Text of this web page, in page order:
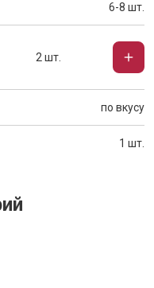
6-8 шт.
2 шт.
по вкусу
1 шт.